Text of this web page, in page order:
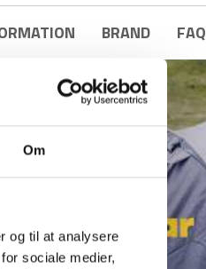
Om
og til at analysere
sociale medier,
BRAND FAQ